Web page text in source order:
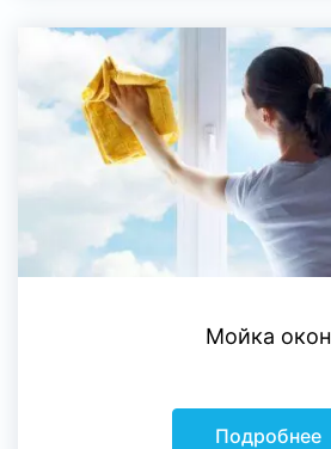
Мойка окон
Подробнее